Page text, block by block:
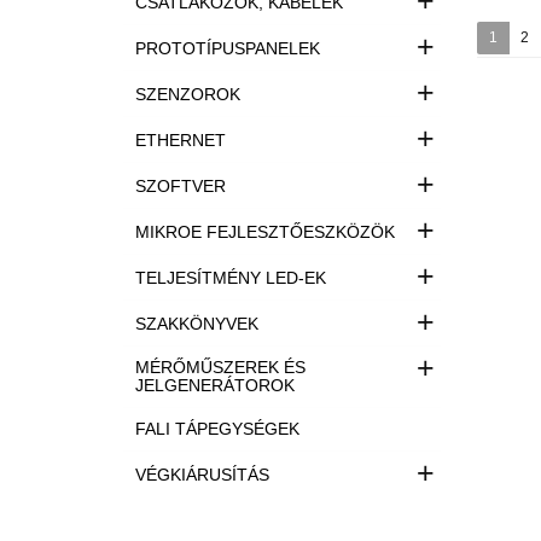
PROTOTÍPUSPANELEK +
SZENZOROK +
ETHERNET +
SZOFTVER +
MIKROE FEJLESZTŐESZKÖZÖK +
TELJESÍTMÉNY LED-EK +
SZAKKÖNYVEK +
MÉRŐMŰSZEREK ÉS
JELGENERÁTOROK
+
FALI TÁPEGYSÉGEK
VÉGKIÁRUSÍTÁS +
1 2